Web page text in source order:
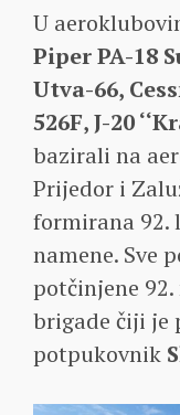
U
Piper PA-18
Utva-66,
526F, J-20
bazirali na
Prijedor i
formirana 92.
namene. Sve
potčinjene
brigade čiji je
potpukovnik